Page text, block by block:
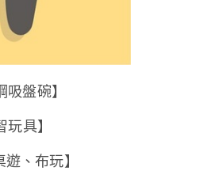
盤碗】
具】
、布玩】